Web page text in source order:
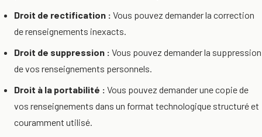
Droit de rectification : Vous pouvez demander la correction
de renseignements inexacts.
Droit de suppression : Vous pouvez demander la suppression
de vos renseignements personnels.
Droit à la portabilité : Vous pouvez demander une copie de
vos renseignements dans un format technologique structuré et
couramment utilisé.